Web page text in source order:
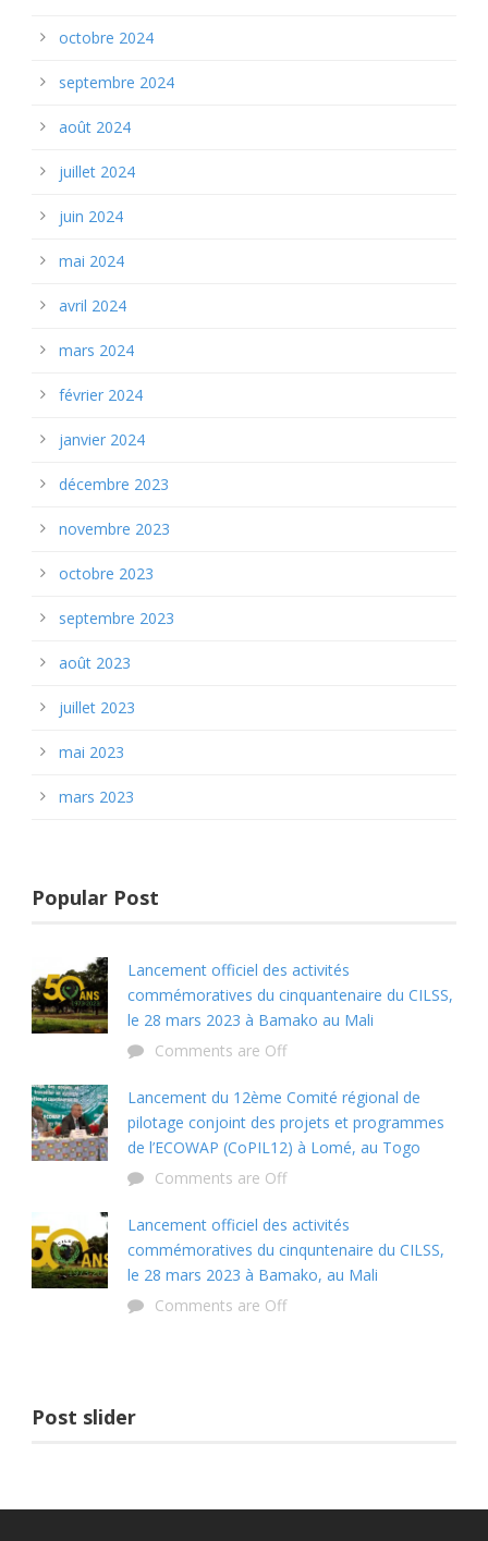
octobre 2024
septembre 2024
août 2024
juillet 2024
juin 2024
mai 2024
avril 2024
mars 2024
février 2024
janvier 2024
décembre 2023
novembre 2023
octobre 2023
septembre 2023
août 2023
juillet 2023
mai 2023
mars 2023
Popular Post
Lancement officiel des activités
commémoratives du cinquantenaire du CILSS,
le 28 mars 2023 à Bamako au Mali
Comments are Off
Lancement du 12ème Comité régional de
pilotage conjoint des projets et programmes
de l’ECOWAP (CoPIL12) à Lomé, au Togo
Comments are Off
Lancement officiel des activités
commémoratives du cinquntenaire du CILSS,
le 28 mars 2023 à Bamako, au Mali
Comments are Off
Post slider